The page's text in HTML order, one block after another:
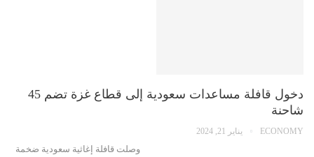
دخول قافلة مساعدات سعودية إلى قطاع غزة تضم 45
شاحنة
ECONOMY يناير 21, 2024
وصلت قافلة إغاثية سعودية ضخمة